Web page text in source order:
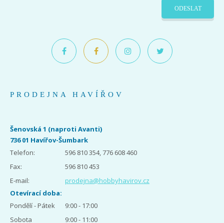
ODESLAT
PRODEJNA HAVÍŘOV
Šenovská 1 (naproti Avanti)
736 01 Havířov-Šumbark
Telefon:
596 810 354, 776 608 460
Fax:
596 810 453
E-mail:
prodejna@hobbyhavirov.cz
Otevírací doba:
Pondělí - Pátek
9:00 - 17:00
Sobota
9:00 - 11:00